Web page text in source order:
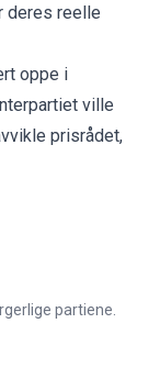
deres reelle
oppe i
ville
prisrådet,
partiene.